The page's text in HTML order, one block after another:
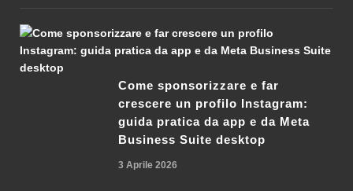
Come sponsorizzare e far
crescere un profilo Instagram:
guida pratica da app e da Meta
Business Suite desktop
3 Aprile 2026